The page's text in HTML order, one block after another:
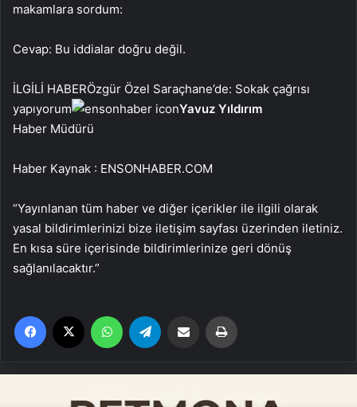
makamlara sordum:
Cevap: Bu iddialar doğru değil.
İLGİLİ HABERÖzgür Özel Saraçhane’de: Sokak çağrısı
yapıyorum
Yavuz Yıldırım
Haber Müdürü
Haber Kaynak : ENSONHABER.COM
“Yayınlanan tüm haber ve diğer içerikler ile ilgili olarak
yasal bildirimlerinizi bize iletişim sayfası üzerinden iletiniz.
En kısa süre içerisinde bildirimlerinize geri dönüş
sağlanılacaktır.”
Facebook WhatsApp Email'den paylaş